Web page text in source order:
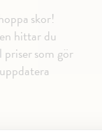
skor!
hittar du
som gör